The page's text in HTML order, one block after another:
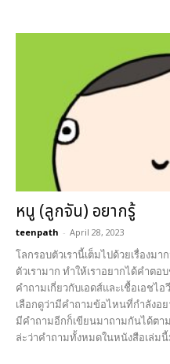
หนู (ลูกจัน) อยากรู้
teenpath - April 28, 2023
โลกรอบตัวเรานี้เต็มไปด้วยเรื่องม
ตัวเรามาก ทำให้เราอยากได้คำต
คำถามเกี่ยวกับเอดส์และเชื้อเอช
เลือกดูว่ามีคำถามข้อไหนที่กำลังอ
มีคำถามอีกก็เขียนมาถามกันได้ต
ล่ะว่าคำถามทั้งหมดในหนังสือเล่ม